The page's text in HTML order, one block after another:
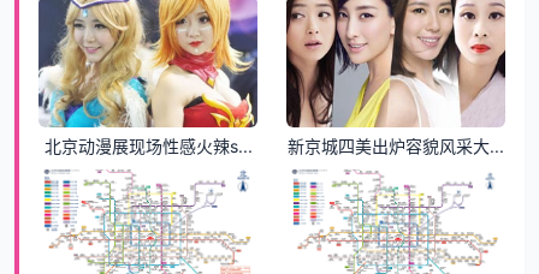
北京动漫展现场性感火辣s... 新京城四美出炉容貌风采大...